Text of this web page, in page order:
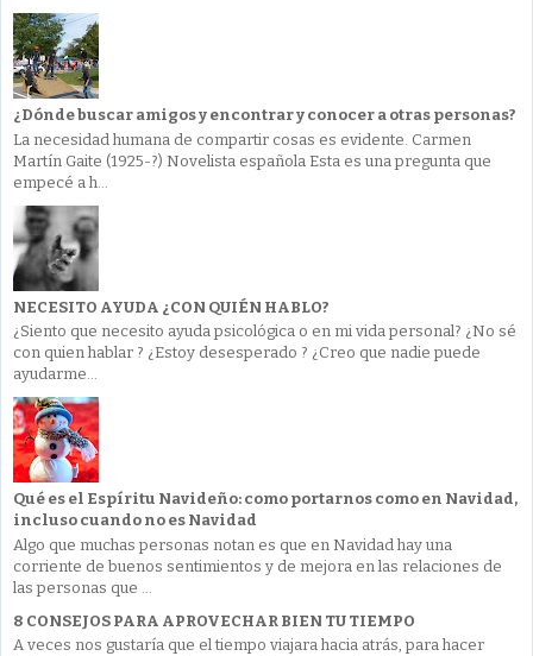
¿Dónde buscar amigos y encontrar y conocer a otras personas?
La necesidad humana de compartir cosas es evidente. Carmen
Martín Gaite (1925-?) Novelista española Esta es una pregunta que
empecé a h...
NECESITO AYUDA ¿CON QUIÉN HABLO?
¿Siento que necesito ayuda psicológica o en mi vida personal? ¿No sé
con quien hablar ? ¿Estoy desesperado ? ¿Creo que nadie puede
ayudarme...
Qué es el Espíritu Navideño: como portarnos como en Navidad,
incluso cuando no es Navidad
Algo que muchas personas notan es que en Navidad hay una
corriente de buenos sentimientos y de mejora en las relaciones de
las personas que ...
8 CONSEJOS PARA APROVECHAR BIEN TU TIEMPO
A veces nos gustaría que el tiempo viajara hacia atrás, para hacer